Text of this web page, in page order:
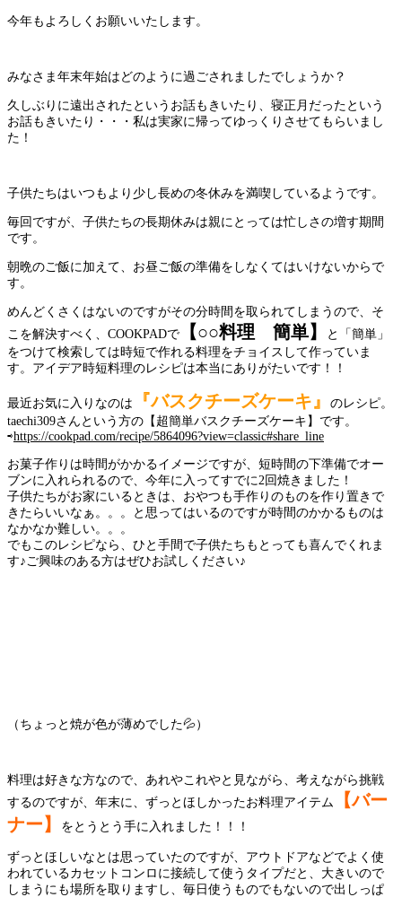
今年もよろしくお願いいたします。
みなさま年末年始はどのように過ごされましたでしょうか？
久しぶりに遠出されたというお話もきいたり、寝正月だったという
お話もきいたり・・・私は実家に帰ってゆっくりさせてもらいまし
た！
子供たちはいつもより少し長めの冬休みを満喫しているようです。
毎回ですが、子供たちの長期休みは親にとっては忙しさの増す期間
です。
朝晩のご飯に加えて、お昼ご飯の準備をしなくてはいけないからで
す。
めんどくさくはないのですがその分時間を取られてしまうので、そ
こを解決すべく、COOKPADで
【○○料理 簡単】
と「簡単」
をつけて検索しては時短で作れる料理をチョイスして作っていま
す。アイデア時短料理のレシピは本当にありがたいです！！
最近お気に入りなのは 『バスクチーズケーキ』
のレシピ。
taechi309さんという方の【超簡単バスクチーズケーキ】です。
⇨https://cookpad.com/recipe/5864096?view=classic#share_line
お菓子作りは時間がかかるイメージですが、短時間の下準備でオー
ブンに入れられるので、今年に入ってすでに2回焼きました！
子供たちがお家にいるときは、おやつも手作りのものを作り置きで
きたらいいなぁ。。。と思ってはいるのですが時間のかかるものは
なかなか難しい。。。
でもこのレシピなら、ひと手間で子供たちもとっても喜んでくれま
す♪ご興味のある方はぜひお試しください♪
（ちょっと焼が色が薄めでした💦）
料理は好きな方なので、あれやこれやと見ながら、考えながら挑戦
するのですが、年末に、ずっとほしかったお料理アイテム
【バー
ナー】
をとうとう手に入れました！！！
ずっとほしいなとは思っていたのですが、アウトドアなどでよく使
われているカセットコンロに接続して使うタイプだと、大きいので
しまうにも場所を取りますし、毎日使うものでもないので出しっぱ